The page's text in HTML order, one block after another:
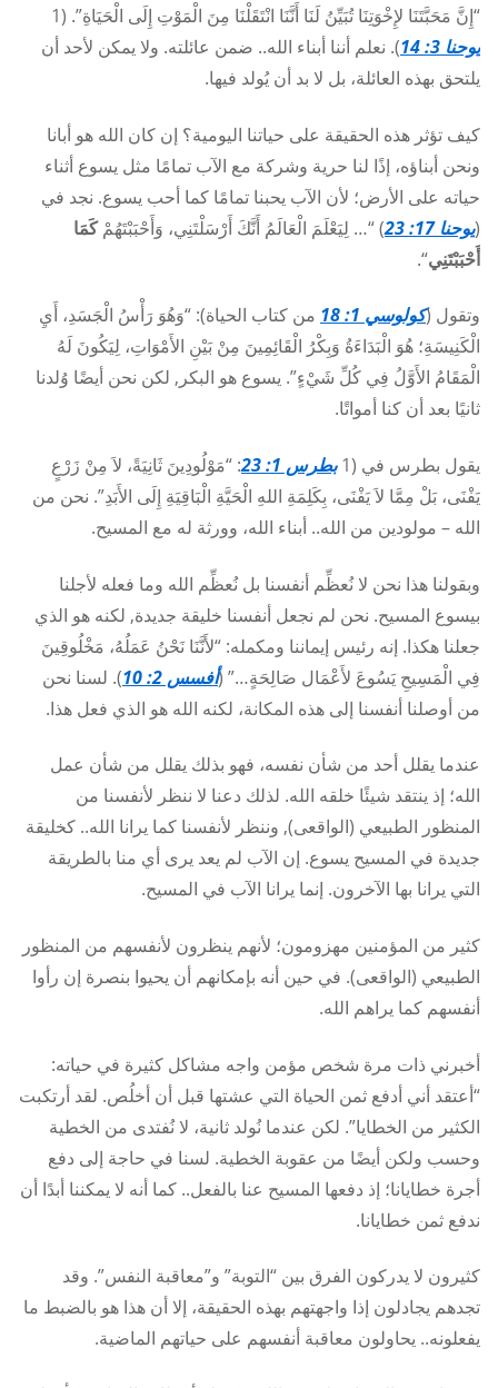
“إِنَّ مَحَبَّتَنَا لإِخْوَتِنَا تُبَيِّنُ لَنَا أَنَّنَا انْتَقَلْنَا مِنَ الْمَوْتِ إِلَى الْحَيَاةِ”. (1
يوحنا 3: 14
). نعلم أننا أبناء الله.. ضمن عائلته. ولا يمكن لأحد أن
يلتحق بهذه العائلة، بل لا بد أن يُولد فيها.
كيف تؤثر هذه الحقيقة على حياتنا اليومية؟ إن كان الله هو أبانا
ونحن أبناؤه، إذًا لنا حرية وشركة مع الآب تمامًا مثل يسوع أثناء
حياته على الأرض؛ لأن الآب يحبنا تمامًا كما أحب يسوع. نجد في
(يوحنا 17: 23 ) “… لِيَعْلَمَ الْعَالَمُ أَنَّكَ أَرْسَلْتَنِي، وَأَحْبَبْتَهُمْكَمَا
أَحْبَبْتَنِي“.
وتقول (كولوسي 1: 18
من كتاب الحياة): “وَهُوَ رَأْسُ الْجَسَدِ، أَيِ
الْكَنِيسَةِ؛ هُوَ الْبَدَاءَةُ وَبِكْرُ الْقَائِمِينَ مِنْ بَيْنِ الأَمْوَاتِ، لِيَكُونَ لَهُ
الْمَقَامُ الأَوَّلُ فِي كُلِّ شَيْءٍ”. يسوع هو البكر, لكن نحن أيضًا وُلدنا
ثانيًا بعد أن كنا أمواتًا.
يقول بطرس في (1 بطرس 1: 23
: “مَوْلُودِينَ ثَانِيَةً، لاَ مِنْ زَرْعٍ
يَفْنَى، بَلْ مِمَّا لاَ يَفْنَى، بِكَلِمَةِ اللهِ الْحَيَّةِ الْبَاقِيَةِ إِلَى الأَبَدِ”. نحن من
الله – مولودين من الله.. أبناء الله، وورثة له مع المسيح.
وبقولنا هذا نحن لا نُعظِّم أنفسنا بل نُعظِّم الله وما فعله لأجلنا
بيسوع المسيح. نحن لم نجعل أنفسنا خليقة جديدة, لكنه هو الذي
جعلنا هكذا. إنه رئيس إيماننا ومكمله: “لأَنَّنَا نَحْنُ عَمَلُهُ، مَخْلُوقِينَ
فِي الْمَسِيحِ يَسُوعَ لأَعْمَال صَالِحَةٍ…” (أفسس 2: 10
). لسنا نحن
من أوصلنا أنفسنا إلى هذه المكانة، لكنه الله هو الذي فعل هذا.
عندما يقلل أحد من شأن نفسه، فهو بذلك يقلل من شأن عمل
الله؛ إذ ينتقد شيئًا خلقه الله. لذلك دعنا لا ننظر لأنفسنا من
المنظور الطبيعي (الواقعى), وننظر لأنفسنا كما يرانا الله.. كخليقة
جديدة في المسيح يسوع. إن الآب لم يعد يرى أي منا بالطريقة
التي يرانا بها الآخرون. إنما يرانا الآب في المسيح.
كثير من المؤمنين مهزومون؛ لأنهم ينظرون لأنفسهم من المنظور
الطبيعي (الواقعى). في حين أنه بإمكانهم أن يحيوا بنصرة إن رأوا
أنفسهم كما يراهم الله.
أخبرني ذات مرة شخص مؤمن واجه مشاكل كثيرة في حياته:
“أعتقد أني أدفع ثمن الحياة التي عشتها قبل أن أخلُص. لقد أرتكبت
الكثير من الخطايا”. لكن عندما نُولد ثانية، لا نُفتدى من الخطية
وحسب ولكن أيضًا من عقوبة الخطية. لسنا في حاجة إلى دفع
أجرة خطايانا؛ إذ دفعها المسيح عنا بالفعل.. كما أنه لا يمكننا أبدًا أن
ندفع ثمن خطايانا.
كثيرون لا يدركون الفرق بين “التوبة” و”معاقبة النفس”. وقد
تجدهم يجادلون إذا واجهتهم بهذه الحقيقة، إلا أن هذا هو بالضبط ما
يفعلونه.. يحاولون معاقبة أنفسهم على حياتهم الماضية.